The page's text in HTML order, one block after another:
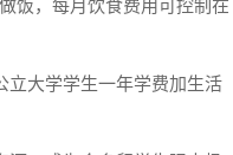
饭，每月饮食费用可控制在
立大学学生一年学费加生活